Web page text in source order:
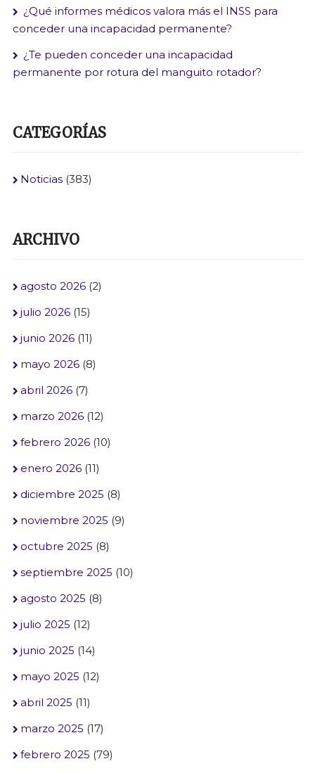
¿Qué informes médicos valora más el INSS para
conceder una incapacidad permanente?
¿Te pueden conceder una incapacidad
permanente por rotura del manguito rotador?
CATEGORÍAS
Noticias(383)
ARCHIVO
agosto 2026(2)
julio 2026(15)
junio 2026(11)
mayo 2026(8)
abril 2026(7)
marzo 2026(12)
febrero 2026(10)
enero 2026(11)
diciembre 2025 (8)
noviembre 2025 (9)
octubre 2025 (8)
septiembre 2025 (10)
agosto 2025 (8)
julio 2025 (12)
junio 2025 (14)
mayo 2025 (12)
abril 2025 (11)
marzo 2025 (17)
febrero 2025 (79)